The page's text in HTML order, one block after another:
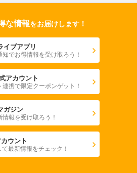
な情報をお届けします！
イブアプリ
知でお得情報を受け取ろう！
アカウント
連携で限定クーポンゲット！
ガジン
情報を受け取ろう！
ウント
最新情報をチェック！